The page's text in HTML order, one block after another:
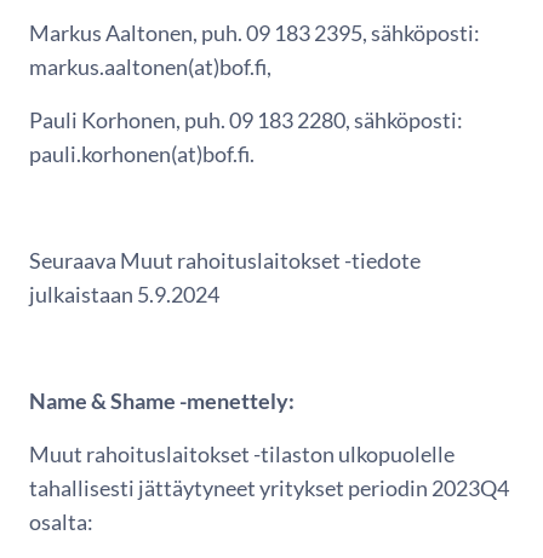
Markus Aaltonen, puh. 09 183 2395, sähköposti:
markus.aaltonen(at)bof.fi,
Pauli Korhonen, puh. 09 183 2280, sähköposti:
pauli.korhonen(at)bof.fi.
Seuraava Muut rahoituslaitokset -tiedote
julkaistaan 5.9.2024
Name & Shame -menettely:
Muut rahoituslaitokset -tilaston ulkopuolelle
tahallisesti jättäytyneet yritykset periodin 2023Q4
osalta: